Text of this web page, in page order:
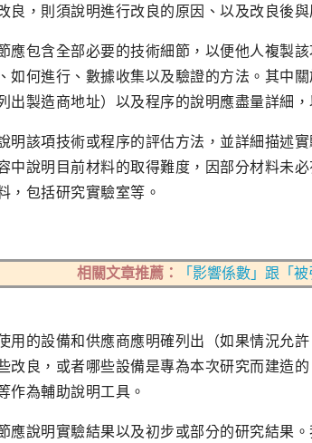
良，則須說明進行改良的原因、以及改良後
應包含全部必要的技術細節，以便他人複製
如何進行、數據收集以及驗證的方法。其中
出製造商地址）以及程序的說明應盡量詳細
明該項技術或程序的評估方法，並詳細描述
中說明目前材料的取得難度，因部分材料未
，包括研究實驗室等。
相關文章推薦： 「影響係數」跟「
用的設備和供應商應明確列出（如果情況允
改良，或者哪些設備是專為本次研究而建造
作為輔助說明工具。
應說明實驗結果以及初步或部分的研究結果